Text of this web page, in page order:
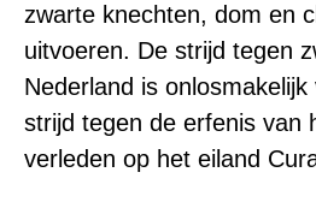
zwarte knechten, dom en
uitvoeren. De strijd tegen
Nederland is
strijd tegen de erfenis van
verleden op het eiland